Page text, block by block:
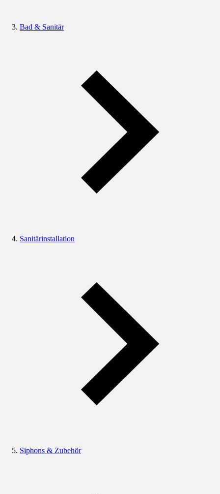
Bad & Sanitär
Sanitärinstallation
Siphons & Zubehör